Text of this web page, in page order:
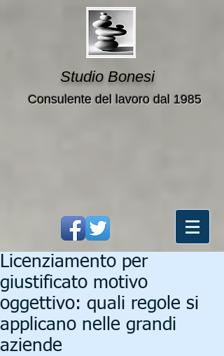
Studio Bonesi
Consulente del lavoro dal 1985
Licenziamento per
giustificato motivo
oggettivo: quali regole si
applicano nelle grandi
aziende